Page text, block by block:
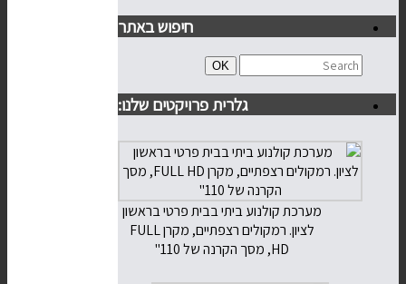
חיפוש באתר
Search
for:
Search
OK
גלרית פרויקטים שלנו:
מערכת קולנוע ביתי בבית פרטי בראשון
לציון. רמקולים רצפתיים, מקרן FULL
HD, מסך הקרנה של 110"